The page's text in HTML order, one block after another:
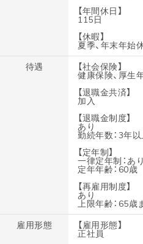
【年間休日】
115日
【休暇】
夏季、年末年始
待遇
【社会保険】
健康保険、厚生
【退職金共済】
加入
【退職金制度】
あり
勤続年数：3年以
【定年制】
一律定年制：あり
定年年齢：60歳
【再雇用制度】
あり
上限年齢：65歳
雇用形態
【雇用形態】
正社員